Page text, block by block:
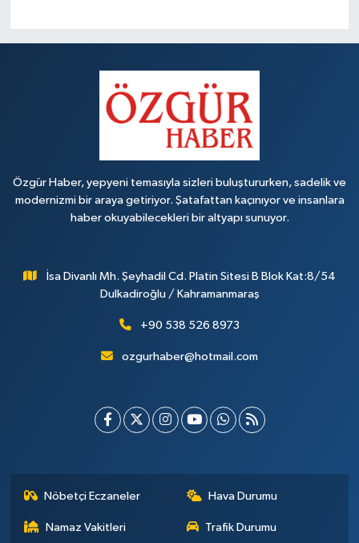
Özgür Haber, yepyeni temasıyla sizleri buluştururken, sadelik ve
modernizmi bir araya getiriyor. Şatafattan kaçınıyor ve insanlara
haber okuyabilecekleri bir altyapı sunuyor.
İsa Divanlı Mh. Şeyhadil Cd. Platin Sitesi B Blok Kat:8/54
Dulkadiroğlu / Kahramanmaraş
+90 538 526 8973
ozgurhaber@hotmail.com
Nöbetçi Eczaneler Hava Durumu
Namaz Vakitleri Trafik Durumu